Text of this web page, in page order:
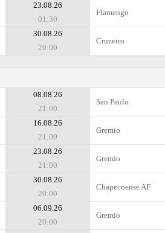
23.08.26
01:30
Flamengo
30.08.26
20:00
Cruzeiro
08.08.26
21:00
San Paulo
16.08.26
21:00
Gremio
23.08.26
21:00
Gremio
30.08.26
20:00
Chapecoense AF
06.09.26
20:00
Gremio